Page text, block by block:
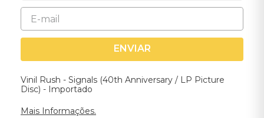
ENVIAR
Vinil Rush - Signals (40th Anniversary / LP Picture
Disc) - Importado
Mais Informações.